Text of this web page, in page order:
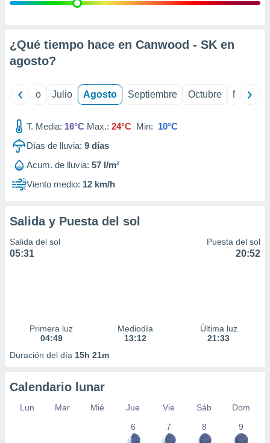
e
mediante
de
1199
¿Qué tiempo hace en Canwood - SK en
agosto?
Junio Julio Agosto Septiembre Octubre
T. Media: 16°C Max.: 24°C Min: 10°C
Días de lluvia: 9 días
Acum. de lluvia: 57 l/m²
Viento medio: 12 km/h
Salida y Puesta del sol
Salida del sol
05:31
Puesta del sol
20:52
Primera luz
04:49
Mediodía
13:12
Última luz
21:33
Duración del día 15h 21m
Calendario lunar
Lun Mar Mié Jue Vie Sáb
Dom
6
7 8 9